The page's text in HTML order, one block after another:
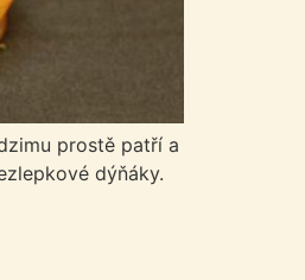
prostě patří a
dýňáky.